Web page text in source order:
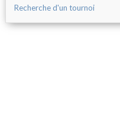
Recherche d'un tournoi